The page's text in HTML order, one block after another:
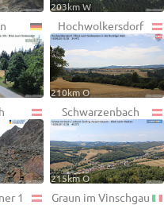
203km W
Hochwolkersdorf
210km O
Schwarzenbach
215km O
1 Graun im Vinschgau